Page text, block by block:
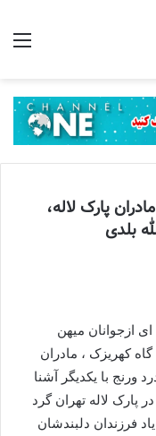
پارک لاله،
بلدی
عده ای ازجوانان میهن
کهریزک ، مادران
ورنج با یکدیگر آشنا
پارک لاله تهران گرد
فرزندان دلبندشان